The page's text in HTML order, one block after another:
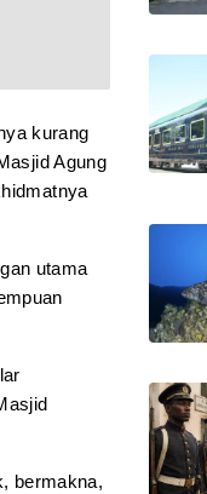
kurang
Agung
utama
bermakna,